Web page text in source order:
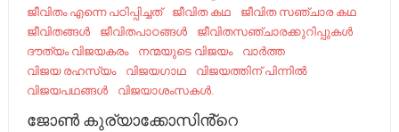
ജീവിതം എന്നെ പഠിപ്പിച്ചത്
ജീവിത കഥ
ജീവിത സഞ്ചാര കഥ
ജീവിതങ്ങൾ
ജീവിതപാഠങ്ങൾ
ജീവിതസഞ്ചാരക്കുറിപ്പുകൾ
ദൗത്യം വിജയകരം
നന്മയുടെ വിജയം
വാർത്ത
വിജയ രഹസ്യം
വിജയഗാഥ
വിജയത്തിന് പിന്നിൽ
വിജയപഥങ്ങൾ
വിജയാശംസകൾ.
ജോൺ കുര്യാക്കോസിൻ്റെ